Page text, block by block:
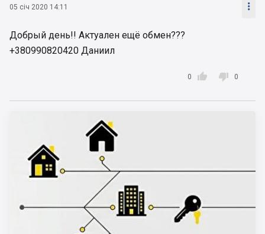
05 січ 2020 14:11 
Добрый день!! Актуален ещё обмен???
+380990820420 Даниил

0  0